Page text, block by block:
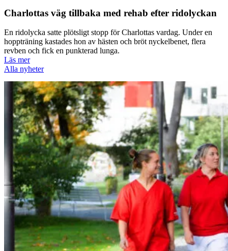
Charlottas väg tillbaka med rehab efter ridolyckan
En ridolycka satte plötsligt stopp för Charlottas vardag. Under en
hoppträning kastades hon av hästen och bröt nyckelbenet, flera
revben och fick en punkterad lunga.
Läs mer
Alla nyheter